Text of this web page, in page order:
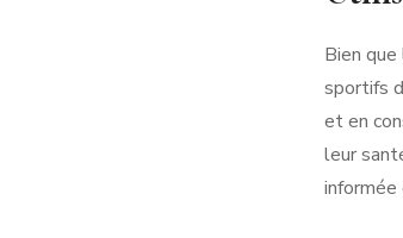
Bien
sportifs
et en
leur